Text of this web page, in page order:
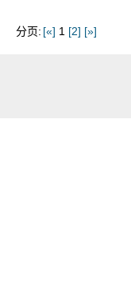
分页: [«] 1 [2] [»]